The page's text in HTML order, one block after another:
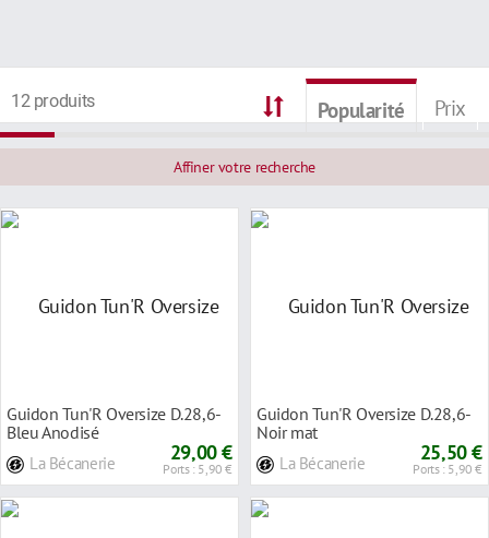
12 produits Popularité Prix
Affiner votre recherche
Guidon Tun'R Oversize D.28,6-
Bleu Anodisé
La Bécanerie 29,00 €
Ports : 5,90 €
Guidon Tun'R Oversize D.28,6-
Noir mat
La Bécanerie 25,50 €
Ports : 5,90 €